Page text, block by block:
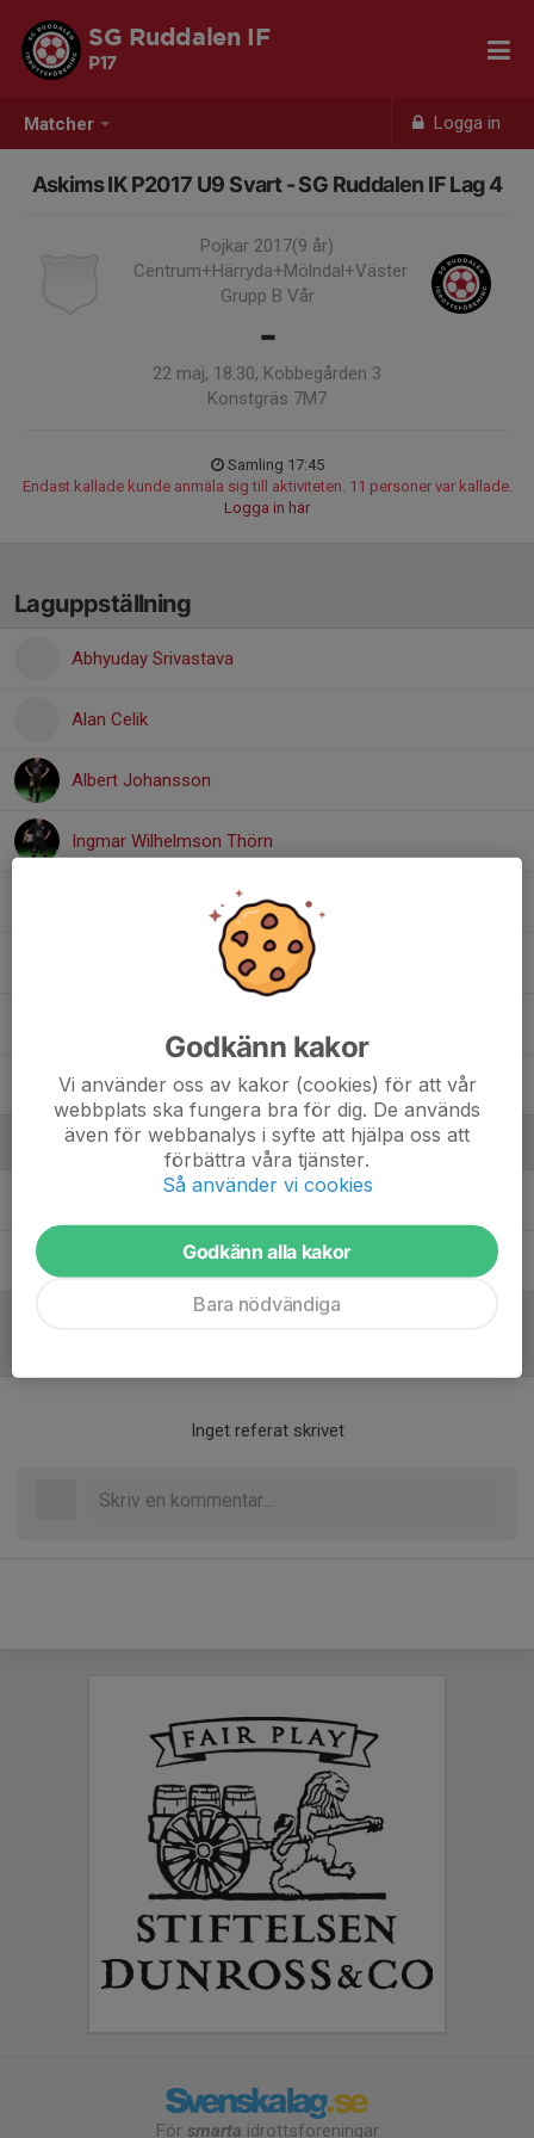
Matcher Logga in
SG Ruddalen IF
P17
Askims IK P2017 U9 Svart - SG Ruddalen IF Lag 4
Pojkar 2017(9 år)
Centrum+Härryda+Mölndal+Väster
Grupp B Vår
-
22 maj, 18:30, Kobbegården 3
Konstgräs 7M7
Samling 17:45
Endast kallade kunde anmäla sig till aktiviteten. 11 personer var kallade.
Logga in här
Laguppställning
Abhyuday Srivastava
Alan Celik
Albert Johansson
Ingmar Wilhelmson Thörn
Theo Nyman Roos
Ledare
Qamer ChaudhryLedare
Inget referat skrivet
För smarta idrottsföreningar
Godkänn kakor
Vi använder oss av kakor (cookies) för att vår
webbplats ska fungera bra för dig. De används
även för webbanalys i syfte att hjälpa oss att
förbättra våra tjänster.
Så använder vi cookies
Godkänn alla kakor
Bara nödvändiga